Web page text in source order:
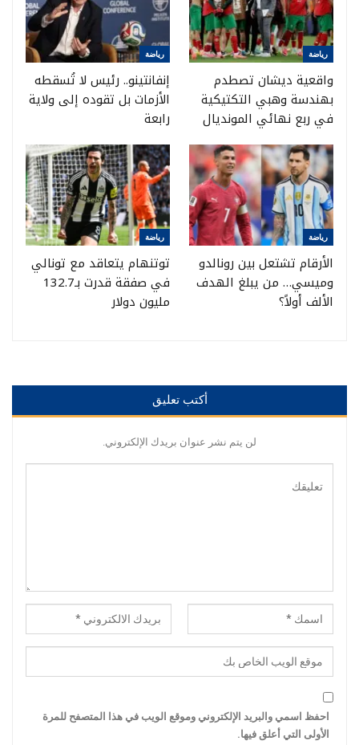
رياضة
واقعية ديشان تصطدم
بهندسة وهبي التكتيكية
في ربع نهائي المونديال
رياضة
إنفانتينو.. رئيس لا تُسقطه
الأزمات بل تقوده إلى ولاية
رابعة
رياضة
الأرقام تشتعل بين رونالدو
وميسي… من يبلغ الهدف
الألف أولاً؟
رياضة
توتنهام يتعاقد مع تونالي
في صفقة قدرت بـ132.7
مليون دولار
أكتب تعليق
لن يتم نشر عنوان بريدك الإلكتروني.
احفظ اسمي والبريد الإلكتروني وموقع الويب في هذا المتصفح للمرة
الأولى التي أعلق فيها.